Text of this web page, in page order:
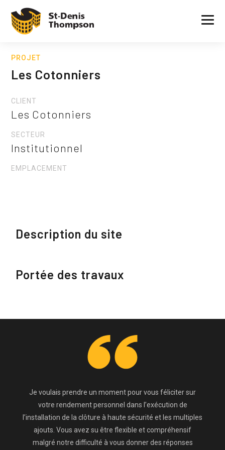
PROJET
Les Cotonniers
CLIENT
Les Cotonniers
SECTEUR
Institutionnel
EMPLACEMENT
Description du site
Portée des travaux
Je voulais prendre un moment pour vous féliciter sur
votre rendement personnel dans l’exécution de
l’installation de la clôture à haute sécurité et les multiples
ajouts. Vous avez su être flexible et compréhensif
malgré notre difficulté à vous donner des réponses